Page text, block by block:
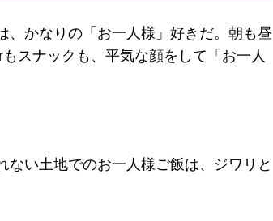
、かなりの「お一人様」好きだ。朝も昼
スナックも、平気な顔をして「お一人
い土地でのお一人様ご飯は、ジワリと